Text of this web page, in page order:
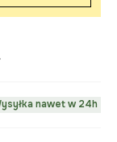
nawet w 24h